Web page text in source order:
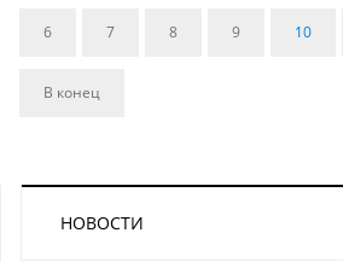
6 7 8 9 10
В конец
НОВОСТИ